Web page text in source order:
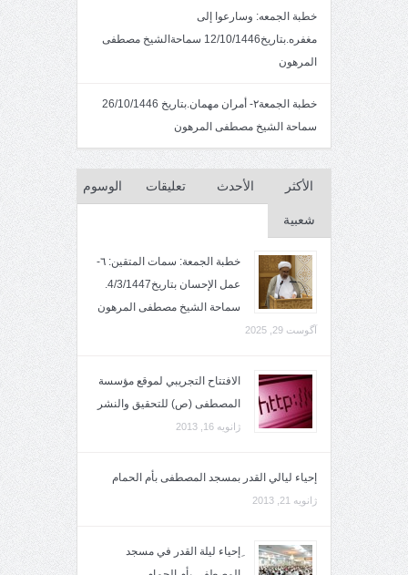
خطبة الجمعه: وسارعوا إلى
مغفره.بتاريخ12/10/1446 سماحةالشيخ مصطفى
المرهون
خطبة الجمعة٢- أمران مهمان.بتاريخ 26/10/1446
سماحة الشيخ مصطفى المرهون
الأكثر
شعبية
الأحدث تعليقات الوسوم
خطبة الجمعة: سمات المتقين: ٦-
عمل الإحسان بتاريخ4/3/1447.
سماحة الشيخ مصطفى المرهون
آگوست 29, 2025
الافتتاح التجريبي لموقع مؤسسة
المصطفى (ص) للتحقيق والنشر
ژانویه 16, 2013
إحياء ليالي القدر بمسجد المصطفى بأم الحمام
ژانویه 21, 2013
ِإحياء ليلة القدر في مسجد